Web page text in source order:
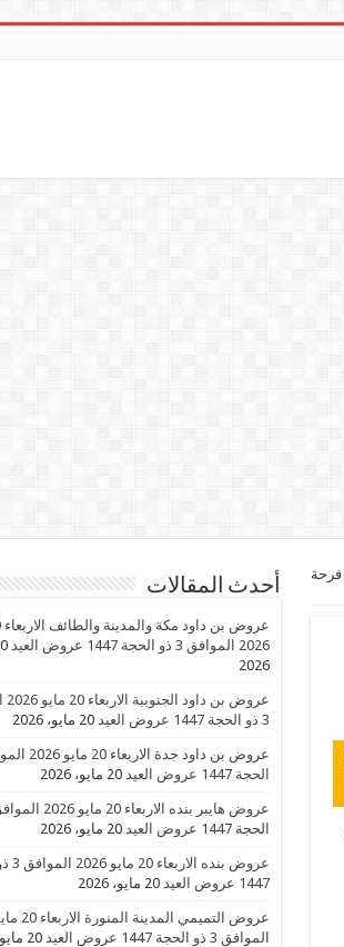
عروض التميمي الرياض الاسبوعية 11 مارس 2026 -22\9\1447 فرحة
أحدث المقالات
2026 الموافق 3 ذو الحجة 1447 عروض العيد
2026
3 ذو الحجة 1447 عروض العيد
20 مايو، 2026
الحجة 1447 عروض العيد
20 مايو، 2026
الحجة 1447 عروض العيد
20 مايو، 2026
عروض
1447 عروض العيد
20 مايو، 2026
الموافق 3 ذو الحجة 1447 عروض العيد
20 مايو، 2026